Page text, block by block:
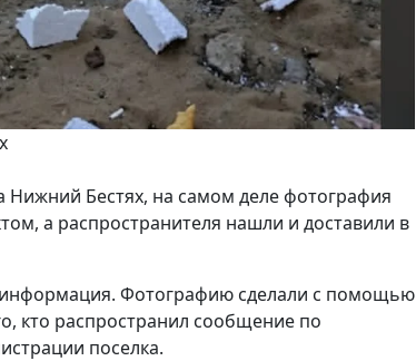
Бестях, на самом деле фотография
а распространителя нашли и доставили в
Фотографию сделали с помощью
кто распространил сообщение по
поселка.